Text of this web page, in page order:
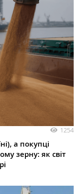
1254
а покупці
зерну: як світ